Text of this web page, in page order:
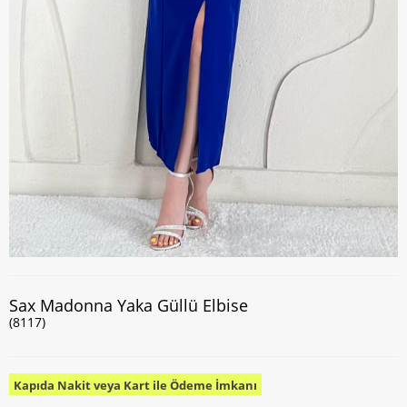
Sax Madonna Yaka Güllü Elbise
(8117)
Kapıda Nakit veya Kart ile Ödeme İmkanı